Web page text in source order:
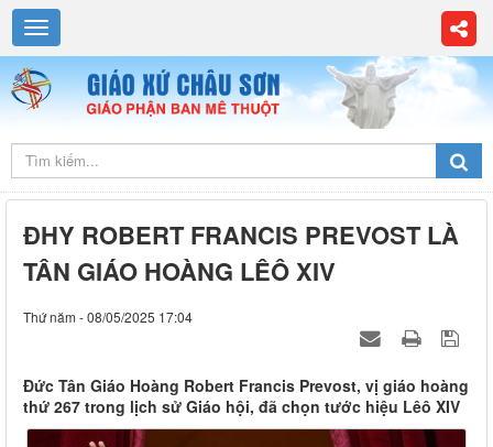
ĐHY ROBERT FRANCIS PREVOST LÀ
TÂN GIÁO HOÀNG LÊÔ XIV
Thứ năm - 08/05/2025 17:04
Đức Tân Giáo Hoàng Robert Francis Prevost, vị giáo hoàng
thứ 267 trong lịch sử Giáo hội, đã chọn tước hiệu Lêô XIV